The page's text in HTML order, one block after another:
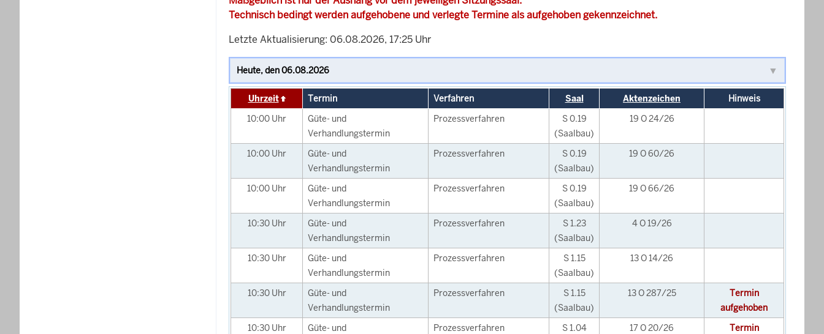
Technisch bedingt werden aufgehobene und verlegte Termine als aufgehoben gekennzeichnet.
Letzte Aktualisierung: 06.08.2026, 17:25 Uhr
Uhrzeit Termin Verfahren Saal Aktenzeichen
Hinweis
10:00 Uhr
Güte- und
Verhandlungstermin
Prozessverfahren
S 0.19
(Saalbau)
19 O 24/26
10:00 Uhr
Güte- und
Verhandlungstermin
Prozessverfahren
S 0.19
(Saalbau)
19 O 60/26
10:00 Uhr
Güte- und
Verhandlungstermin
Prozessverfahren
S 0.19
(Saalbau)
19 O 66/26
10:30 Uhr
Güte- und
Verhandlungstermin
Prozessverfahren
S 1.23
(Saalbau)
4 O 19/26
10:30 Uhr
Güte- und
Verhandlungstermin
Prozessverfahren
S 1.15
(Saalbau)
13 O 14/26
10:30 Uhr
Güte- und
Verhandlungstermin
Prozessverfahren
S 1.15
(Saalbau)
13 O 287/25
Termin
aufgehoben
10:30 Uhr
Güte- und
Prozessverfahren
S 1.04
17 O 20/26
Termin